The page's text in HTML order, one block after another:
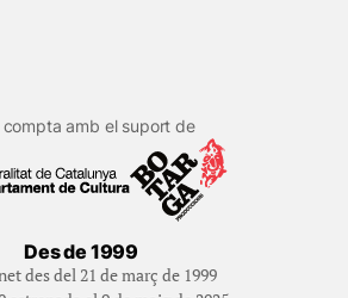
compta amb el suport de
Des de 1999
des del 21 de març de 1999